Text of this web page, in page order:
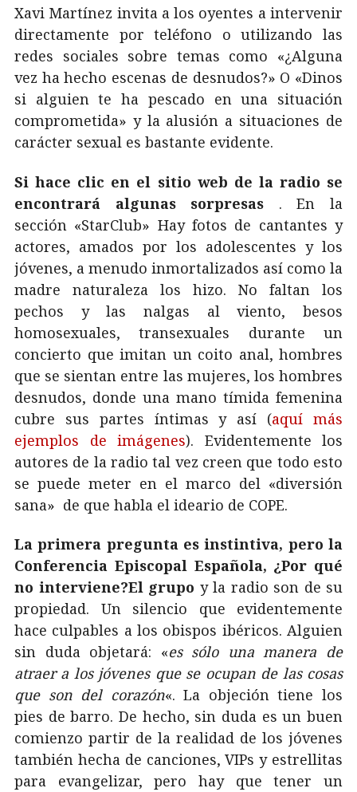
Xavi Martínez invita a los oyentes a intervenir
directamente por teléfono o utilizando las
redes sociales sobre temas como «¿Alguna
vez ha hecho escenas de desnudos?» O «Dinos
si alguien te ha pescado en una situación
comprometida» y la alusión a situaciones de
carácter sexual es bastante evidente.
Si hace clic en el sitio web de la radio se
encontrará algunas sorpresas . En la
sección «StarClub» Hay fotos de cantantes y
actores, amados por los adolescentes y los
jóvenes, a menudo inmortalizados así como la
madre naturaleza los hizo. No faltan los
pechos y las nalgas al viento, besos
homosexuales, transexuales durante un
concierto que imitan un coito anal, hombres
que se sientan entre las mujeres, los hombres
desnudos, donde una mano tímida femenina
cubre sus partes íntimas y así (aquí más
ejemplos de imágenes). Evidentemente los
autores de la radio tal vez creen que todo esto
se puede meter en el marco del «diversión
sana» de que habla el ideario de COPE.
La primera pregunta es instintiva, pero la
Conferencia Episcopal Española, ¿Por qué
no interviene?El grupo y la radio son de su
propiedad. Un silencio que evidentemente
hace culpables a los obispos ibéricos. Alguien
sin duda objetará: «es sólo una manera de
atraer a los jóvenes que se ocupan de las cosas
que son del corazón«. La objeción tiene los
pies de barro. De hecho, sin duda es un buen
comienzo partir de la realidad de los jóvenes
también hecha de canciones, VIPs y estrellitas
para evangelizar, pero hay que tener un